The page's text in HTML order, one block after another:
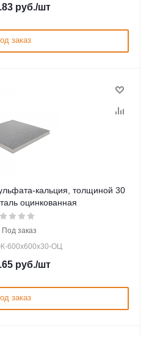
руб./шт
заказ
кальция, толщиной 30
оцинкованная
Под заказ
600х600х30-ОЦ
руб./шт
заказ